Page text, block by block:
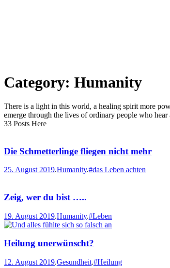
Category: Humanity
There is a light in this world, a healing spirit more
emerge through the lives of ordinary people who
33 Posts Here
Die Schmetterlinge fliegen nicht mehr
25. August 2019.Humanity.#das Leben achten
Zeig, wer du bist …..
19. August 2019.Humanity.#Leben
Heilung unerwünscht?
12. August 2019.Gesundheit.#Heilung